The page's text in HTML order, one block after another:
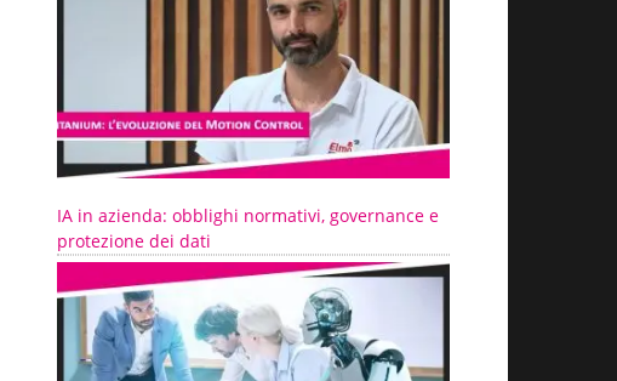
IA in azienda: obblighi normativi, governance e
protezione dei dati